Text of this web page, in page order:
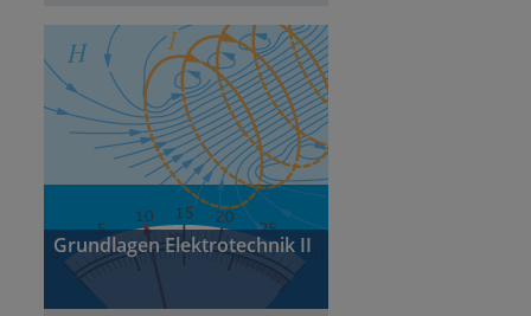
Grundlagen Elektrotechnik II